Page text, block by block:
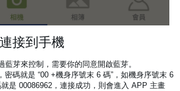
接到手機
藍芽來控制，需要你的同意開啟藍芽。
密碼就是 “00 +機身序號末 6 碼”，如機身序號末 6
是 00086962，連接成功，則會進入 APP 主畫